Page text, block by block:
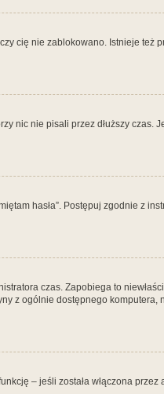
cię nie zablokowano. Istnieje też
nic nie pisali przez dłuższy czas.
hasła”. Postępuj zgodnie z
czas. Zapobiega to
z ogólnie dostępnego komputera,
– jeśli została włączona przez